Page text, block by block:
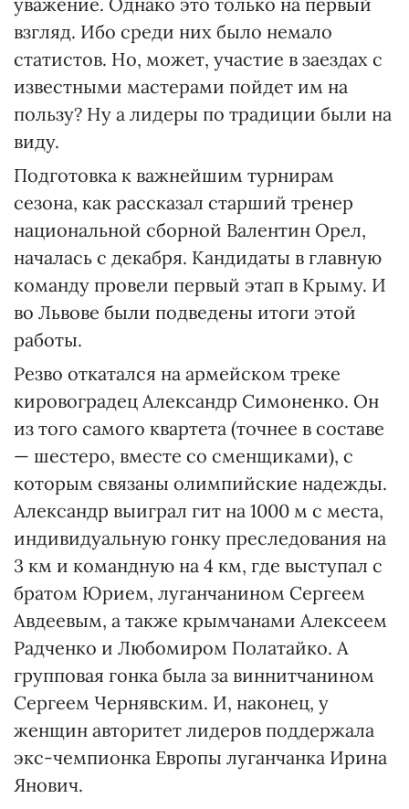
взгляд. Ибо среди них было немало
статистов. Но, может, участие в заездах с
известными мастерами пойдет им на
пользу? Ну а лидеры по традиции были на
виду.
Подготовка к важнейшим турнирам
сезона, как рассказал старший тренер
национальной сборной Валентин Орел,
началась с декабря. Кандидаты в главную
команду провели первый этап в Крыму. И
во Львове были подведены итоги этой
работы.
Резво откатался на армейском треке
кировоградец Александр Симоненко. Он
из того самого квартета (точнее в составе
— шестеро, вместе со сменщиками), с
которым связаны олимпийские надежды.
Александр выиграл гит на 1000 м с места,
индивидуальную гонку преследования на
3 км и командную на 4 км, где выступал с
братом Юрием, луганчанином Сергеем
Авдеевым, а также крымчанами Алексеем
Радченко и Любомиром Полатайко. А
групповая гонка была за виннитчанином
Сергеем Чернявским. И, наконец, у
женщин авторитет лидеров поддержала
экс-чемпионка Европы луганчанка Ирина
Янович.